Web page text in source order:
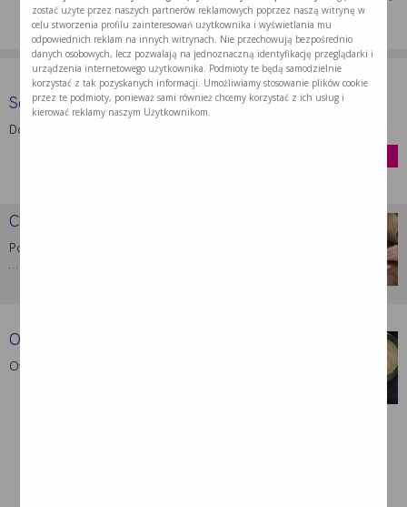
Souvenaid
Doustny preparat odżywczy dla pacjentów we …
Choroba Alzheimera – przyczyny, …
Początki choroby Alzheimera są często niezauważalne,
…
Owsianka orzechowa
Owsianka orzechowa to zdrowa i pyszna …
zostać użyte przez naszych partnerów reklamowych poprzez naszą witrynę w
celu stworzenia profilu zainteresowań użytkownika i wyświetlania mu
odpowiednich reklam na innych witrynach. Nie przechowują bezpośrednio
danych osobowych, lecz pozwalają na jednoznaczną identyfikację przeglądarki i
urządzenia internetowego użytkownika. Podmioty te będą samodzielnie
korzystać z tak pozyskanych informacji. Umożliwiamy stosowanie plików cookie
przez te podmioty, ponieważ sami również chcemy korzystać z ich usług i
kierować reklamy naszym Użytkownikom.